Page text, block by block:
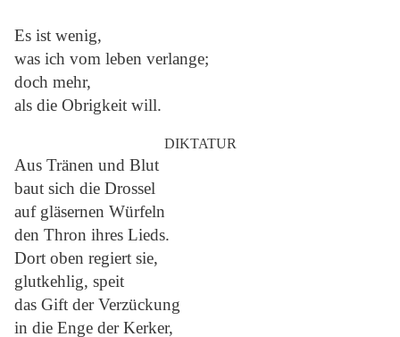
Es ist wenig,
was ich vom leben verlange;
doch mehr,
als die Obrigkeit will.
DIKTATUR
Aus Tränen und Blut
baut sich die Drossel
auf gläsernen Würfeln
den Thron ihres Lieds.
Dort oben regiert sie,
glutkehlig, speit
das Gift der Verzückung
in die Enge der Kerker,